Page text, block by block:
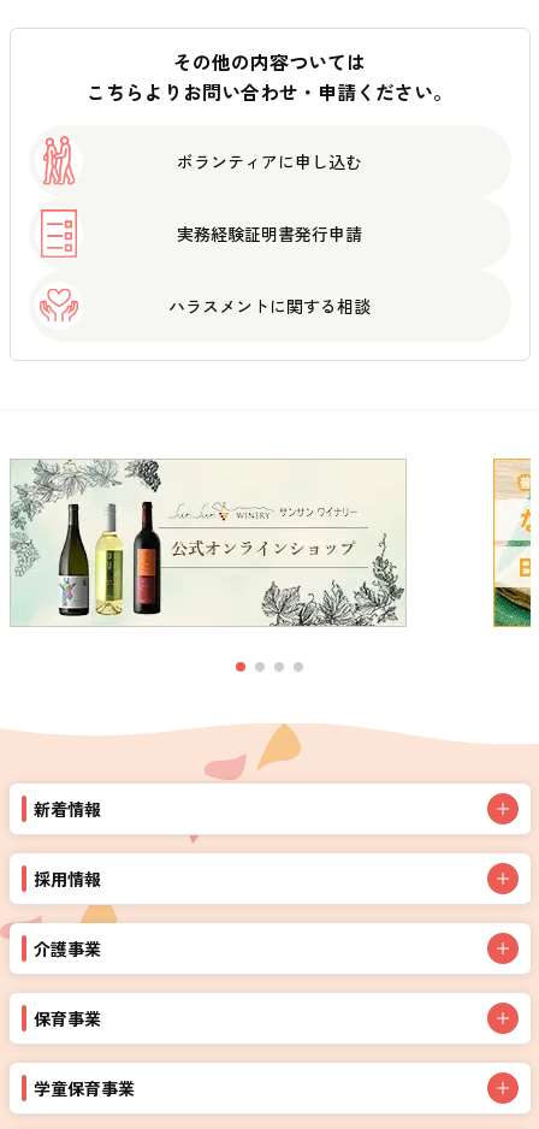
その他の内容ついては
こちらよりお問い合わせ・申請ください。
ボランティアに申し込む
実務経験証明書発行申請
ハラスメントに関する相談
新着情報
採用情報
介護事業
保育事業
学童保育事業